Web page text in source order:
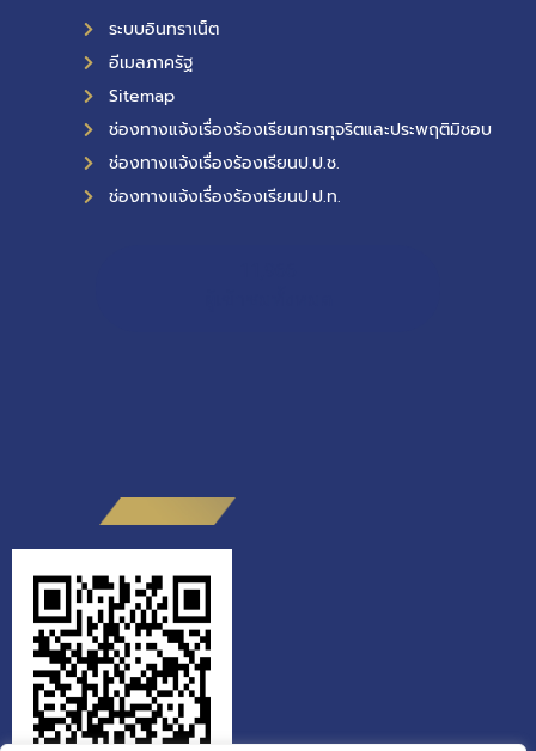
ระบบอินทราเน็ต
อีเมลภาครัฐ
Sitemap
ช่องทางแจ้งเรื่องร้องเรียนการทุจริตและประพฤติมิชอบ
ช่องทางแจ้งเรื่องร้องเรียนป.ป.ช.
ช่องทางแจ้งเรื่องร้องเรียนป.ป.ท.